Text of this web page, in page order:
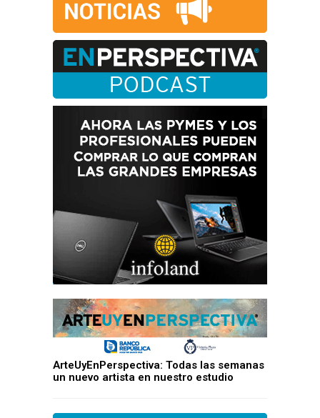
ArteUyEnPerspectiva: Todas las semanas
un nuevo artista en nuestro estudio